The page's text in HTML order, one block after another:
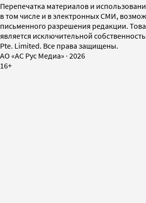
Перепечатка материалов и
в том числе и в электронных СМИ,
письменного разрешения редакции.
является исключительной
Pte. Limited. Все права защищены.
AO «АС Рус Медиа» · 2026
16+